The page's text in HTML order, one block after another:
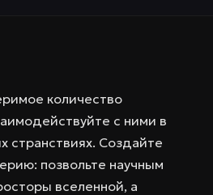
количество
с ними в
странствиях. Создайте
позвольте научным
вселенной, а